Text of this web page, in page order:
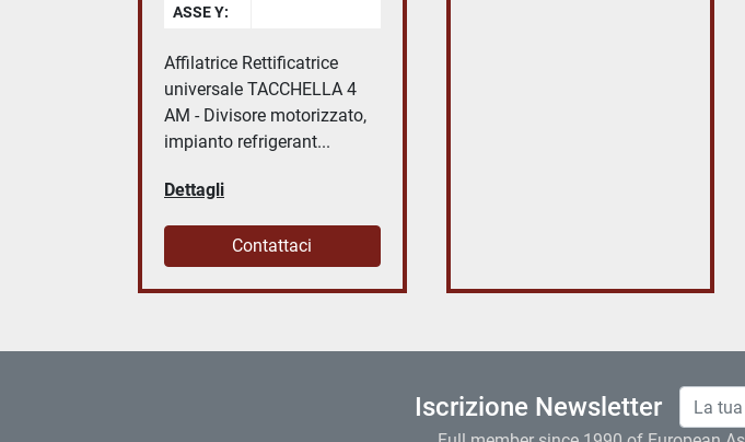
ASSE Y:
Affilatrice Rettificatrice
universale TACCHELLA 4
AM - Divisore motorizzato,
impianto refrigerant...
Dettagli
Contattaci
Iscrizione Newsletter